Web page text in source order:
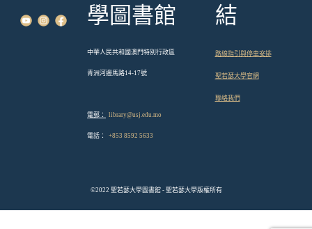
學圖書館
中華人民共和國澳門特別行政區
青洲河邊馬路14-17號
電郵： library@usj.edu.mo
電話： +853 8592 5633
結
路線指引與停車安排
聖若瑟大學官網
聯絡我們
©2022 聖若瑟大學圖書館 - 聖若瑟大學版權所有